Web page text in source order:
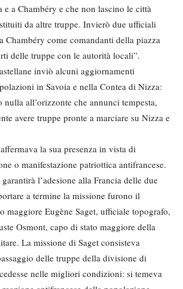
a Chambéry e che non lascino le città
da altre truppe. Invierò due ufficiali
Chambéry come comandanti della piazza
delle truppe con le autorità locali”.
inviò alcuni aggiornamenti
in Savoia e nella Contea di Nizza:
nulla all’orizzonte che annunci tempesta,
avere truppe pronte a marciare su Nizza e
la sua presenza in vista di
o manifestazione patriottica antifrancese.
l’adesione alla Francia delle due
a termine la missione furono il
maggiore Eugène Saget, ufficiale topografo,
Osmont, capo di stato maggiore della
La missione di Saget consisteva
delle truppe della divisione di
nelle migliori condizioni: si temeva